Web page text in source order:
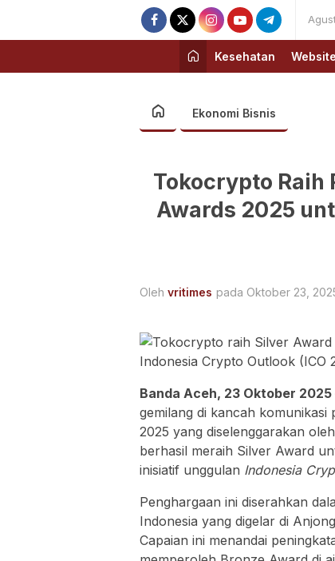
Kesehatan Website
Ekonomi Bisnis
Tokocrypto Raih
Awards 2025
Oleh vritimes pada Oktober 23,
Banda Aceh, 23 Oktober
gemilang di kancah komunikasi
2025 yang diselenggarakan
berhasil meraih Silver Award
inisiatif unggulan Indonesia
Penghargaan ini diserahkan
Indonesia yang digelar di
Capaian ini menandai